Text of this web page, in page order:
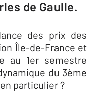
de Gaulle.
des prix des
Île-de-France et
au 1er semestre
du 3ème
particulier ?